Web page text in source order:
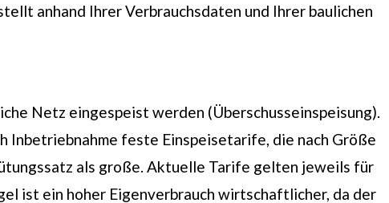
anhand Ihrer Verbrauchsdaten und Ihrer baulichen
Netz eingespeist werden (Überschusseinspeisung).
Inbetriebnahme feste Einspeisetarife, die nach Größe
als große. Aktuelle Tarife gelten jeweils für
ist ein hoher Eigenverbrauch wirtschaftlicher, da der